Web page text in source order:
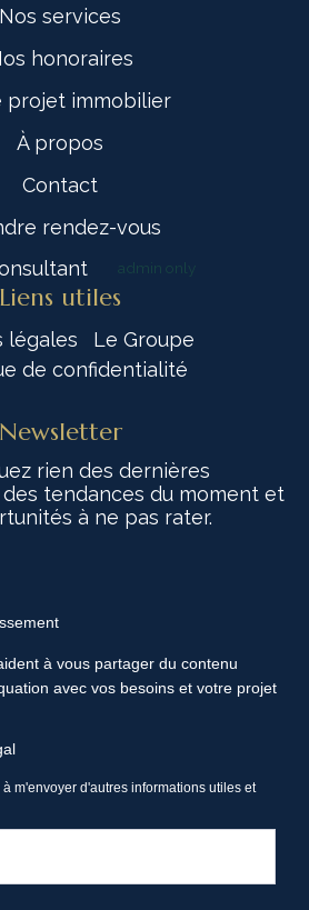
Nos services
honoraires
projet immobilier
À propos
Contact
rendez-vous
admin only
Liens utiles
légales
Le Groupe
de confidentialité
Newsletter
rien des dernières
tendances du moment et
à ne pas rater.
à vous partager du contenu
avec vos besoins et votre projet
m'envoyer d'autres informations utiles et